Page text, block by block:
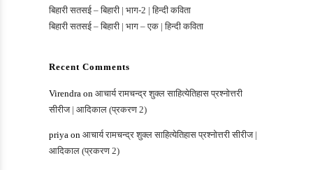
बिहारी सतसई – बिहारी | भाग-2 | हिन्दी कविता
बिहारी सतसई – बिहारी | भाग – एक | हिन्दी कविता
Recent Comments
Virendra on आचार्य रामचन्‍द्र शुक्‍ल साहित्‍‍य‍ेतिहास प्रश्नोत्तरी
सीरीज | आदिकाल (प्रकरण 2)
priya on आचार्य रामचन्‍द्र शुक्‍ल साहित्‍‍य‍ेतिहास प्रश्नोत्तरी सीरीज |
आदिकाल (प्रकरण 2)